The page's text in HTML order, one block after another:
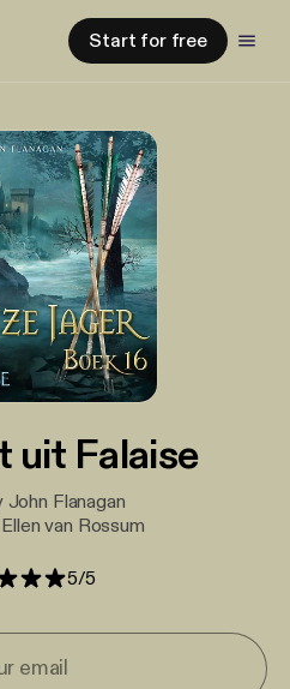
Start for free
uit Falaise
Flanagan
van Rossum
5/5